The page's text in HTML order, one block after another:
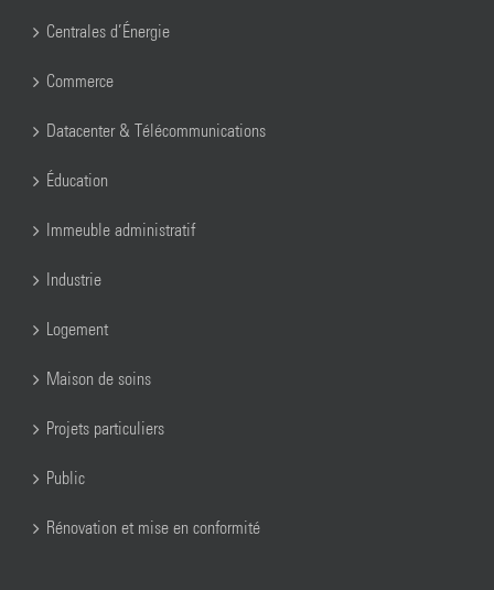
Centrales d’Énergie
Commerce
Datacenter & Télécommunications
Éducation
Immeuble administratif
Industrie
Logement
Maison de soins
Projets particuliers
Public
Rénovation et mise en conformité